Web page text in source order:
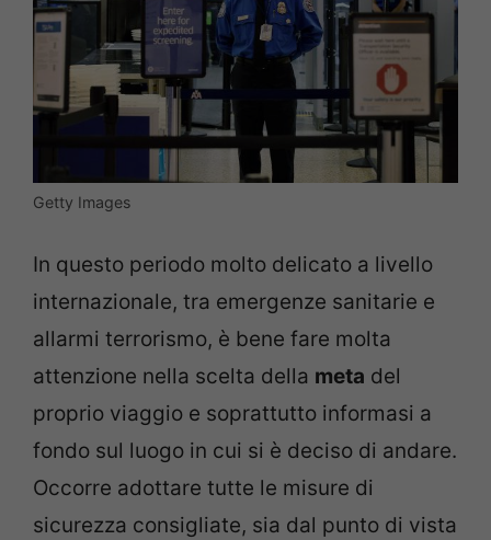
Getty Images
In questo periodo molto delicato a livello
internazionale, tra emergenze sanitarie e
allarmi terrorismo, è bene fare molta
attenzione nella scelta della meta del
proprio viaggio e soprattutto informasi a
fondo sul luogo in cui si è deciso di andare.
Occorre adottare tutte le misure di
sicurezza consigliate, sia dal punto di vista